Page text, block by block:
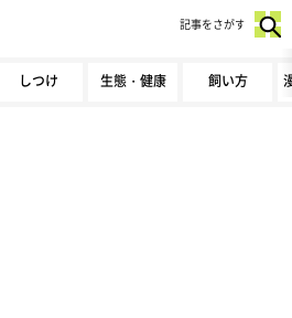
しつけ 生態・健康 飼い方
記事をさがす